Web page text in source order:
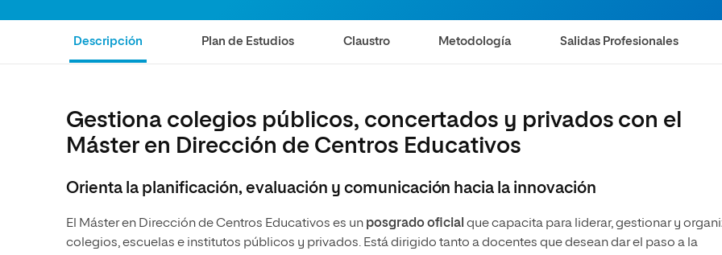
Ciencias de la Salud
Ciencias Sociales
Artes
Diseño
Ciencias de la Salud
Humanidades
Artes
Descripción Plan de Estudios Claustro Metodología Salidas Profesionales
Gestiona colegios públicos, concertados y privados con el
Máster en Dirección de Centros Educativos
Orienta la planificación, evaluación y comunicación hacia la innovación
El Máster en Dirección de Centros Educativos es un posgrado oficial que capacita para liderar, gestionar y
colegios, escuelas e institutos públicos y privados. Está dirigido tanto a docentes que desean dar el paso a la